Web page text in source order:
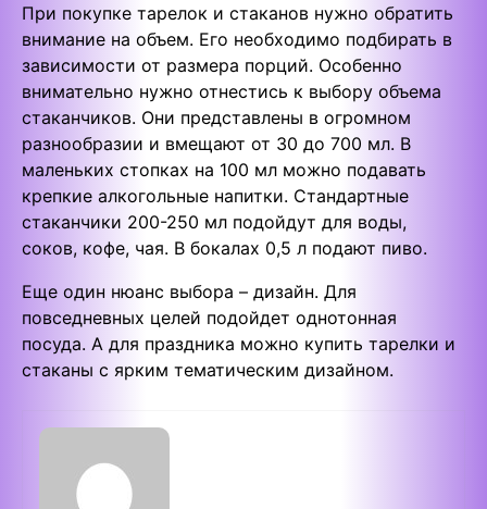
При покупке тарелок и стаканов нужно обратить
внимание на объем. Его необходимо подбирать в
зависимости от размера порций. Особенно
внимательно нужно отнестись к выбору объема
стаканчиков. Они представлены в огромном
разнообразии и вмещают от 30 до 700 мл. В
маленьких стопках на 100 мл можно подавать
крепкие алкогольные напитки. Стандартные
стаканчики 200-250 мл подойдут для воды,
соков, кофе, чая. В бокалах 0,5 л подают пиво.
Еще один нюанс выбора – дизайн. Для
повседневных целей подойдет однотонная
посуда. А для праздника можно купить тарелки и
стаканы с ярким тематическим дизайном.